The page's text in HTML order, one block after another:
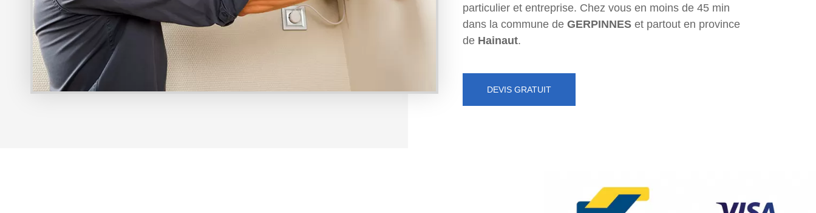
particulier et entreprise. Chez vous en moins de 45 min
dans la commune de GERPINNES et partout en province
de Hainaut.
DEVIS GRATUIT